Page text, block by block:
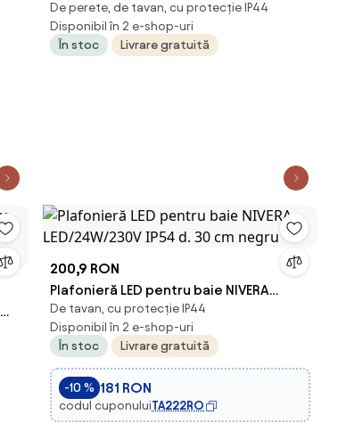
3xLED/6W/230V IP44 Globo 67169-18IP
De perete, de tavan, cu protecție IP44
Disponibil în 2 e-shop-uri
În stoc
Livrare gratuită
200,9 RON
Plafonieră LED pentru baie NIVERA
LED/24W/230V IP54 d. 30 cm negru
De tavan, cu protecție IP44
Disponibil în 2 e-shop-uri
În stoc
Livrare gratuită
-10 % 181 RON
codul cuponuluiTA222RO